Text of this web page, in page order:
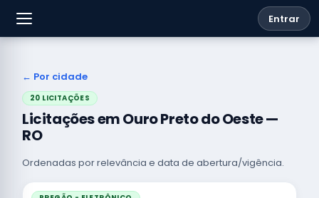
Entrar
← Por cidade
20 LICITAÇÕES
Licitações em Ouro Preto do Oeste —
RO
Ordenadas por relevância e data de abertura/vigência.